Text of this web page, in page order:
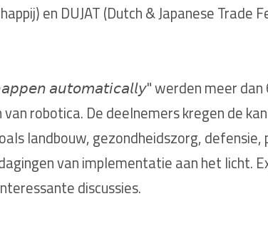
en DUJAT (Dutch & Japanese Trade
𝘢𝘶𝘵𝘰𝘮𝘢𝘵𝘪𝘤𝘢𝘭𝘭𝘺" werden meer
robotica. De deelnemers kregen de
landbouw, gezondheidszorg,
van implementatie aan het licht.
discussies.